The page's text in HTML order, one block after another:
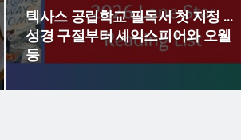
텍사스 공립학교 필독서 첫 지정 …
성경 구절부터 셰익스피어와 오웰
등